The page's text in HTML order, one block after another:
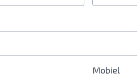
Mobiel